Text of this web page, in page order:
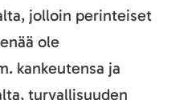
jolloin perinteiset
ole
kankeutensa ja
turvallisuuden